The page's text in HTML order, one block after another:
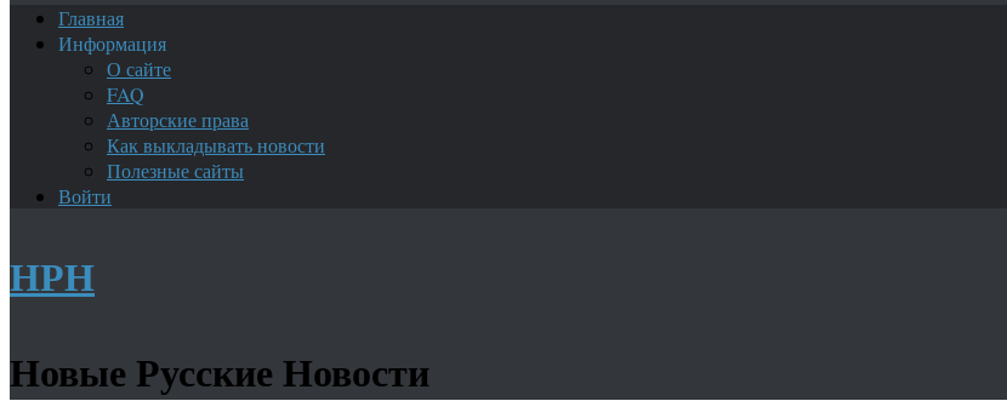
Главная
Информация
О сайте
FAQ
Авторские права
Как выкладывать новости
Полезные сайты
Войти
НРН
Новые Русские Новости